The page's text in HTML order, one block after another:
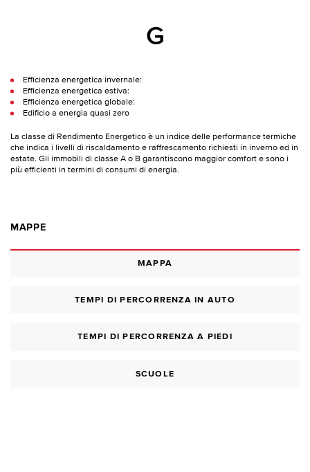
G
Efficienza energetica invernale:
Efficienza energetica estiva:
Efficienza energetica globale:
Edificio a energia quasi zero
La classe di Rendimento Energetico è un indice delle performance termiche
che indica i livelli di riscaldamento e raffrescamento richiesti in inverno ed in
estate. Gli immobili di classe A o B garantiscono maggior comfort e sono i
più efficienti in termini di consumi di energia.
MAPPE
MAPPA
TEMPI DI PERCORRENZA IN AUTO
TEMPI DI PERCORRENZA A PIEDI
SCUOLE